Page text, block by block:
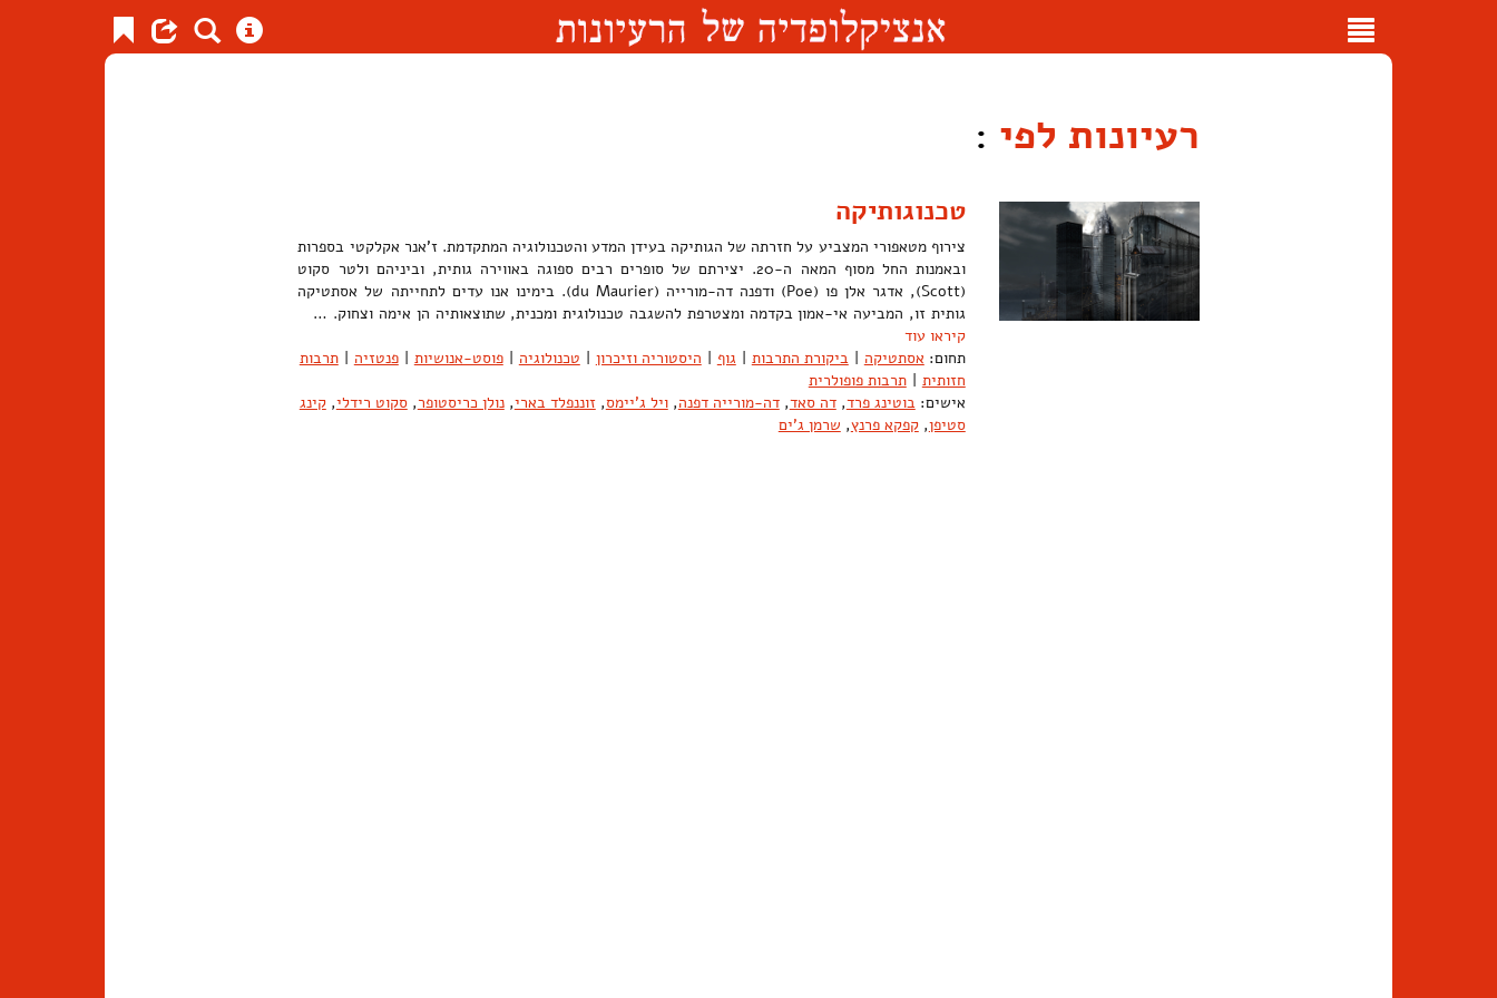
Toggle
רעיונות לפי :
טכנוגותיקה
צירוף מטאפורי המצביע על חזרתה של הגותיקה בעידן המדע והטכנולוגיה המתקדמת. ז'אנר אקלקטי בספרות
ובאמנות החל מסוף המאה ה-20. יצירתם של סופרים רבים ספוגה באווירה גותית, וביניהם ולטר סקוט
(Scott), אדגר אלן פו (Poe) ודפנה דה-מורייה (du Maurier). בימינו אנו עדים לתחייתה של אסתטיקה
גותית זו, המביעה אי-אמון בקדמה ומצטרפת להשגבה טכנולוגית ומכנית, שתוצאותיה הן אימה וצחוק. …
קיראו עוד
תחום: אסתטיקה | ביקורת התרבות | גוף | היסטוריה וזיכרון | טכנולוגיה | פוסט-אנושיות | פנטזיה | תרבות
חזותית | תרבות פופולרית
אישים:בוטינג פרד,דה סאד,דה-מורייה דפנה,ויל ג'יימס,זוננפלד בארי,נולן כריסטופר,סקוט רידלי,קינג
סטיפן,קפקא פרנץ, שרמן ג'ים